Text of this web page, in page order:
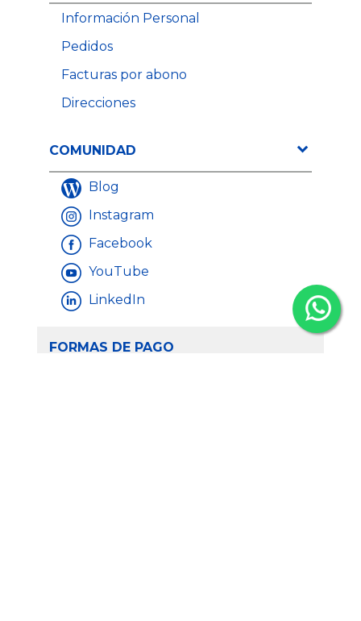
14,37 €
Precio
17,97 €
Información Personal
Pedidos
Facturas por abono
Direcciones
COMUNIDAD
Blog
Instagram
Facebook
YouTube
LinkedIn
FORMAS DE PAGO